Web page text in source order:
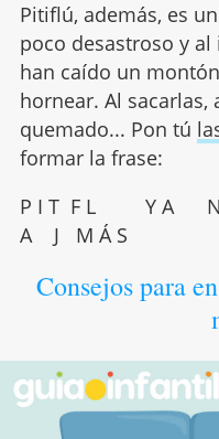
Pitiflú, además, es
poco desastroso y
han caído un
hornear. Al sacarlas,
quemado... Pon tú
formar la frase:
P I T F L Y A
A J M Á S
Consejos para